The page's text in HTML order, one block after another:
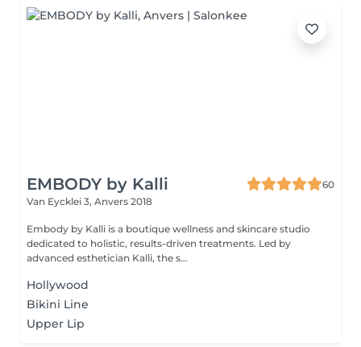
EMBODY by Kalli
60
Van Eycklei 3, Anvers 2018
Embody by Kalli is a boutique wellness and skincare studio
dedicated to holistic, results-driven treatments. Led by
advanced esthetician Kalli, the s...
Hollywood
Bikini Line
Upper Lip